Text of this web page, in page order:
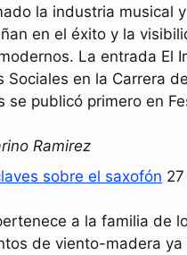
la industria musical
en el éxito y la
La entrada El
Sociales en la Carrera
se publicó primero en
Ramirez
sobre el saxofón
a la familia de
de viento-madera ya